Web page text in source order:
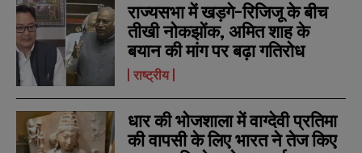
N
a
m
e
*
E
N
a
m
e
*
E
राज्यसभा में खड़गे-रिजिजू के बीच
तीखी नोकझोंक, अमित शाह के
बयान की मांग पर बढ़ा गतिरोध
राष्ट्रीय
धार की भोजशाला में वाग्देवी प्रतिमा
की वापसी के लिए भारत ने तेज किए